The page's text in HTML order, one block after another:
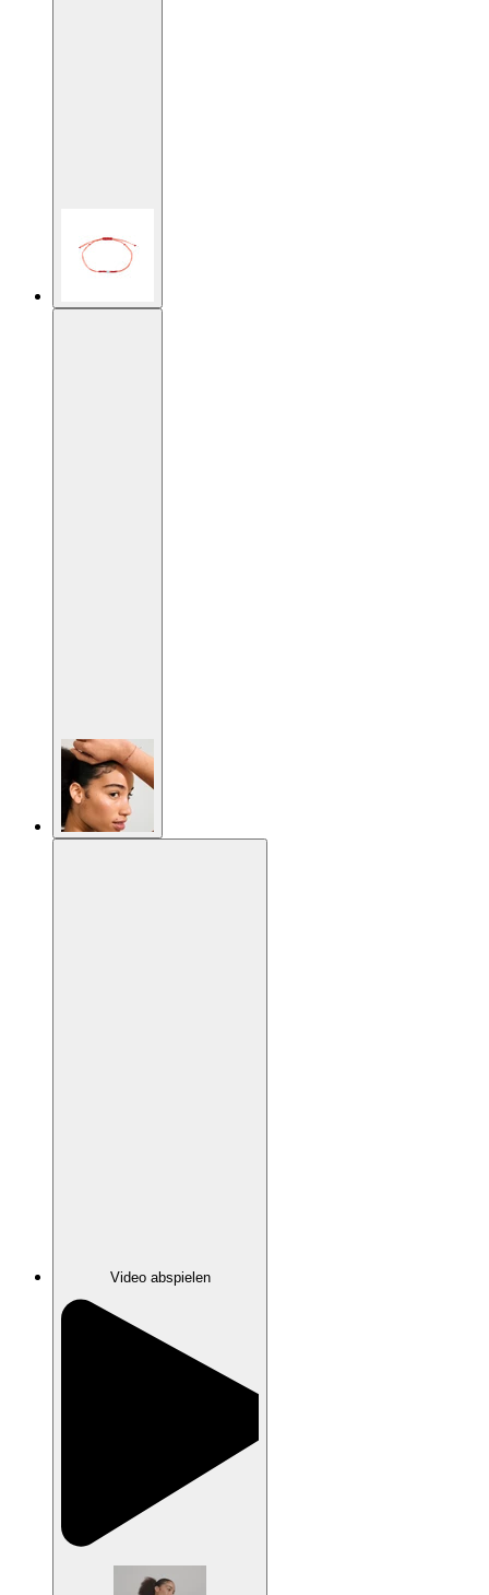
Video abspielen